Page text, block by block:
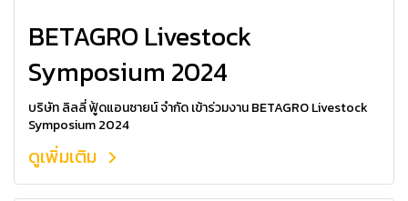
BETAGRO Livestock
Symposium 2024
บริษัท ลิลลี่ ฟู้ดแอนซายน์ จำกัด เข้าร่วมงาน BETAGRO Livestock
Symposium 2024
ดูเพิ่มเติม